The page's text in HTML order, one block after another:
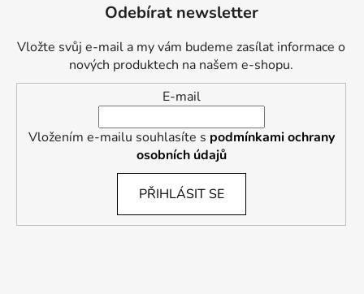
Odebírat newsletter
Vložte svůj e-mail a my vám budeme zasílat informace o
nových produktech na našem e-shopu.
E-mail
Vložením e-mailu souhlasíte s podmínkami ochrany
osobních údajů
PŘIHLÁSIT SE